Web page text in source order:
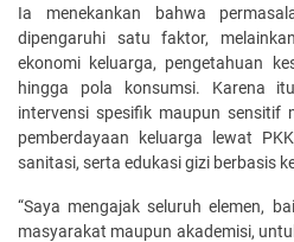
Ia menekankan bahwa
dipengaruhi satu faktor,
ekonomi keluarga, pengetahuan
hingga pola konsumsi. Karena
intervensi spesifik maupun sensitif
pemberdayaan keluarga lewat
sanitasi, serta edukasi gizi berbasis
“Saya mengajak seluruh elemen,
masyarakat maupun akademisi,